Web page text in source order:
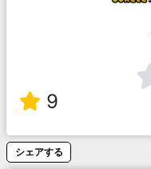
9
シェアする